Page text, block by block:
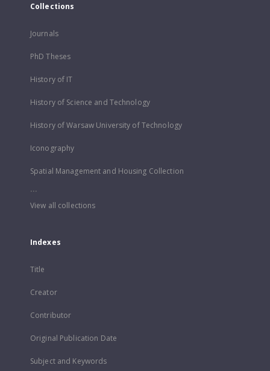
Collections
Journals
PhD Theses
History of IT
History of Science and Technology
History of Warsaw University of Technology
Iconography
Spatial Management and Housing Collection
...
View all collections
Indexes
Title
Creator
Contributor
Original Publication Date
Subject and Keywords